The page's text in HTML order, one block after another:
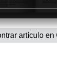
artículo en